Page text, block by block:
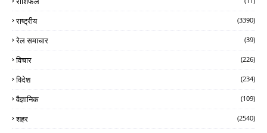
राष्ट्रीय (3390)
रेल समाचार (39)
विचार (226)
विदेश (234)
वैज्ञानिक (109)
शहर (2540)